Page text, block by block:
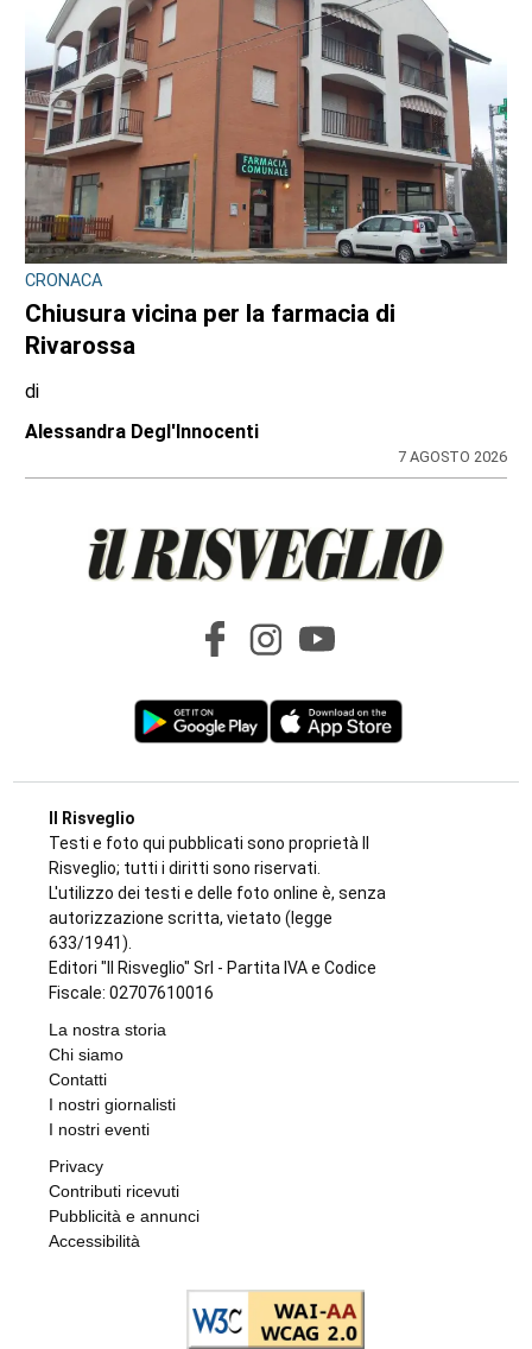
CONTRASTO ALLO SPACCIO DI DROGA
Scaglia il monopattino contro la volante e
finge di essere minorenne: arrestato
pusher 20enne con 30 dosi di crack
7 AGOSTO 2026
MAXI SEQUESTRO DI STUPEFACENTE
Nelle camere da letto un market della
droga: 33 chili di hashish sotto il letto e nel
Redazione